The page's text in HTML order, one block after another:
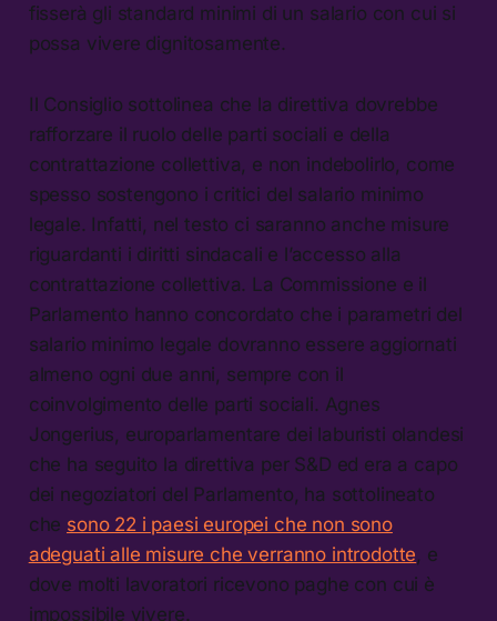
fisserà gli standard minimi di un salario con cui si
possa vivere dignitosamente.
Il Consiglio sottolinea che la direttiva dovrebbe
rafforzare il ruolo delle parti sociali e della
contrattazione collettiva, e non indebolirlo, come
spesso sostengono i critici del salario minimo
legale. Infatti, nel testo ci saranno anche misure
riguardanti i diritti sindacali e l’accesso alla
contrattazione collettiva. La Commissione e il
Parlamento hanno concordato che i parametri del
salario minimo legale dovranno essere aggiornati
almeno ogni due anni, sempre con il
coinvolgimento delle parti sociali. Agnes
Jongerius, europarlamentare dei laburisti olandesi
che ha seguito la direttiva per S&D ed era a capo
dei negoziatori del Parlamento, ha sottolineato
che sono 22 i paesi europei che non sono
adeguati alle misure che verranno introdotte, e
dove molti lavoratori ricevono paghe con cui è
impossibile vivere.